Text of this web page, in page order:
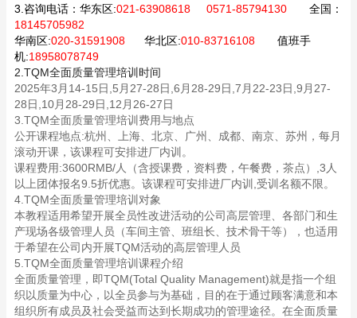
3.咨询电话： 华东区:021-63908618 0571-85794130
全国：
18145705982
华南区:020-31591908 华北区:010-83716108 值班手
机:18958078749
2.TQM全面质量管理培训时间
2025年3月14-15日,5月27-28日,6月28-29日,7月22-23日,9月27-
28日,10月28-29日,12月26-27日
3.TQM全面质量管理培训费用与地点
公开课程地点:杭州、上海、北京、广州、成都、南京、苏州，每月
滚动开课，该课程可安排进厂内训。
课程费用:3600RMB/人（含授课费，资料费，午餐费，茶点）,3人
以上团体报名9.5折优惠。该课程可安排进厂内训,受训名额不限。
4.TQM全面质量管理培训对象
本教程适用希望开展全员性改进活动的公司高层管理、各部门和生
产现场各级管理人员（车间主管、班组长、技术骨干等），也适用
于希望在公司内开展TQM活动的高层管理人员
5.TQM全面质量管理培训课程介绍
全面质量管理，即TQM(Total Quality Management)就是指一个组
织以质量为中心，以全员参与为基础，目的在于通过顾客满意和本
组织所有成员及社会受益而达到长期成功的管理途径。在全面质量